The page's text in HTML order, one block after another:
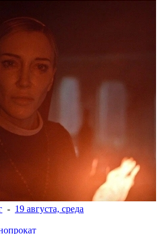
- 19 августа, среда